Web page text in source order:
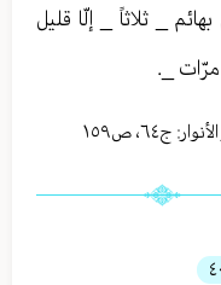
_ ثلاثاً _ إلّا قليل
_.
ج٦٤، ص١٥٩